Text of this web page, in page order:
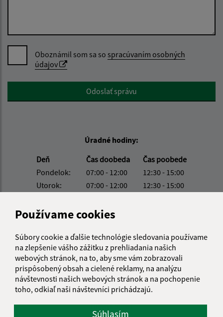
Používame cookies
Súbory cookie a ďalšie technológie sledovania používame
na zlepšenie vášho zážitku z prehliadania našich
webových stránok, na to, aby sme vám zobrazovali
prispôsobený obsah a cielené reklamy, na analýzu
návštevnosti našich webových stránok a na pochopenie
toho, odkiaľ naši návštevníci prichádzajú.
Súhlasím
Oboznámil som sa so spracúvaním osobných
údajov
Google reCaptcha ResponseOdoslať správu
Úradné hodiny:
Deň
Čas doobeda
Čas poobede
Pondelok:
07:00 - 12:00
12:30 - 15:00
Utorok:
07:00 - 12:00
12:30 - 15:00
Štvrtok:
07:00 - 12:00
Obedňajšia prestávka:12:00 - 12:30
Kontakt:
Obecný úrad Jovice
Hlavná 50/61